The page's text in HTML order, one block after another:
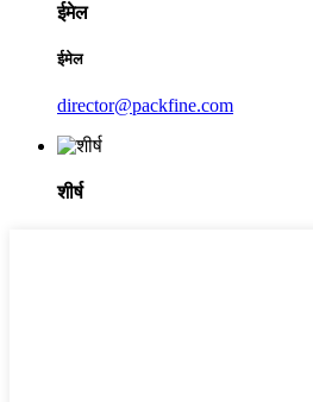
ईमेल
ईमेल
director@packfine.com
शीर्ष